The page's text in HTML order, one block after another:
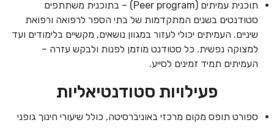
תוכנית עמיתים (Peer program) – בתוכנית משתתפים
סטודנטים בשנים המתקדמות של בתי הספר לרפואה ורפואת
שיניים. העמיתים יכולי לעזור במגוון נושאים, מקשיים בלימודים ועד
למצוקה נפשית. כל סטודנט מוזמן לפנות ולבקש עזרה –
העמיתים תמיד זמינים לסייע.
פעילויות סטודנטיאליות
ספורט תופס מקום מרכזי באוניברסיטה, כולל שיעורי חינוך גופני